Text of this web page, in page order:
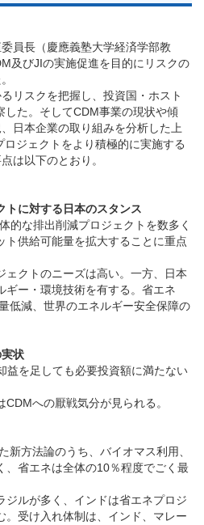
員長（慶應義塾大学経済学部教
及びJIの実施促進を目的にリスクの
リスクを把握し、投資国・ホスト
した。そしてCDM事業の現状や傾
日本企業の取り組みを分析した上
ジェクトをより積極的に実施する
は以下のとおり。
トに対する日本のスタンス
的な排出削減プロジェクトを数多く
ト供給可能量を拡大することに重点
ェクトのニーズは高い。一方、日本
ギー・環境技術を有する。省エネ
低減、世界のエネルギー安全保障の
状
益を足しても必要投資額に満たない
への厭戦気分が見られる。
新方法論のうち、バイオマス利用、
、省エネは全体の10％程度でごく最
ジルが多く、インドは省エネプロジ
。受け入れ体制は、インド、マレー